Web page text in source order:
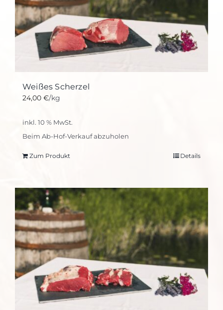
Weißes Scherzel
24,00 €/kg
inkl. 10 % MwSt.
Beim Ab-Hof-Verkauf abzuholen
Zum Produkt Details